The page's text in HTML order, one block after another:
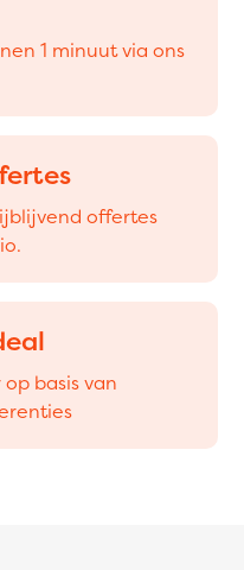
1 minuut via ons
offertes
basis van